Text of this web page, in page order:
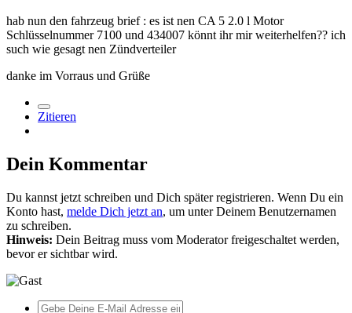
hab nun den fahrzeug brief : es ist nen CA 5 2.0 l Motor
Schlüsselnummer 7100 und 434007 könnt ihr mir weiterhelfen?? ich
such wie gesagt nen Zündverteiler
danke im Vorraus und Grüße
Zitieren
Dein Kommentar
Du kannst jetzt schreiben und Dich später registrieren. Wenn Du ein
Konto hast, melde Dich jetzt an, um unter Deinem Benutzernamen
zu schreiben.
Hinweis: Dein Beitrag muss vom Moderator freigeschaltet werden,
bevor er sichtbar wird.